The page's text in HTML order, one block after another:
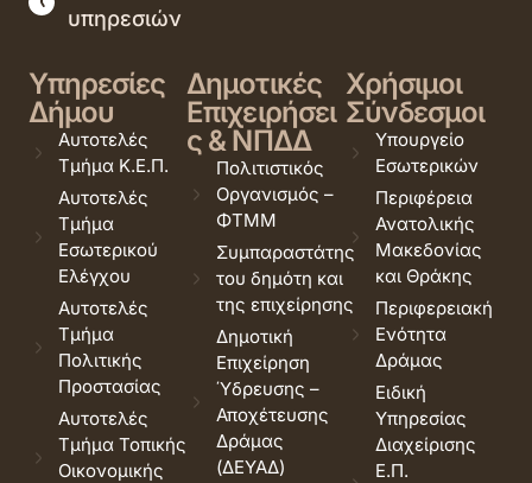
υπηρεσιών
Υπηρεσίες
Δήμου
Αυτοτελές
Τμήμα Κ.Ε.Π.
Αυτοτελές
Τμήμα
Εσωτερικού
Ελέγχου
Αυτοτελές
Τμήμα
Πολιτικής
Προστασίας
Αυτοτελές
Τμήμα Τοπικής
Οικονομικής
Δημοτικές
Επιχειρήσει
ς & ΝΠΔΔ
Πολιτιστικός
Οργανισμός –
ΦΤΜΜ
Συμπαραστάτης
του δημότη και
της επιχείρησης
Δημοτική
Επιχείρηση
Ύδρευσης –
Αποχέτευσης
Δράμας
(ΔΕΥΑΔ)
Χρήσιμοι
Σύνδεσμοι
Υπουργείο
Εσωτερικών
Περιφέρεια
Ανατολικής
Μακεδονίας
και Θράκης
Περιφερειακή
Ενότητα
Δράμας
Ειδική
Υπηρεσίας
Διαχείρισης
Ε.Π.